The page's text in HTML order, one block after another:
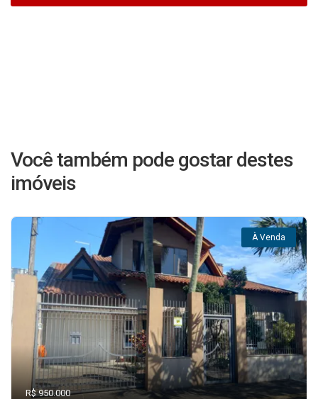
Você também pode gostar destes
imóveis
À Venda
R$ 950.000